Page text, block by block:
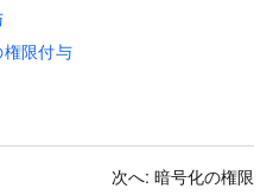
限付与
次へ: 暗号化の権限